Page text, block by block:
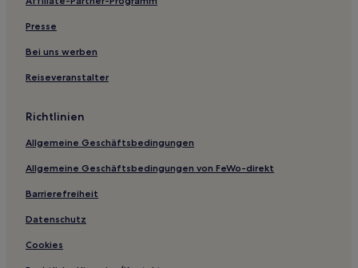
Catalao Hotels
Residencial Green Park: Hotels
Corumbaíba Hotels
Bom Jesus de Goiás Hotels
Setor Sul: Hotels
Indiara Hotels
Cristalina Hotels
Hotels nahe Zoo von Goiânia
Presse
Bei uns werben
Reiseveranstalter
Richtlinien
Allgemeine Geschäftsbedingungen
Allgemeine Geschäftsbedingungen von FeWo-direkt
Barrierefreiheit
Datenschutz
Cookies